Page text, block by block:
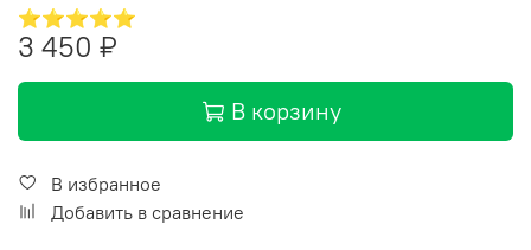
⭐⭐⭐⭐⭐
3 450 ₽
В корзину
В избранное
Добавить в сравнение